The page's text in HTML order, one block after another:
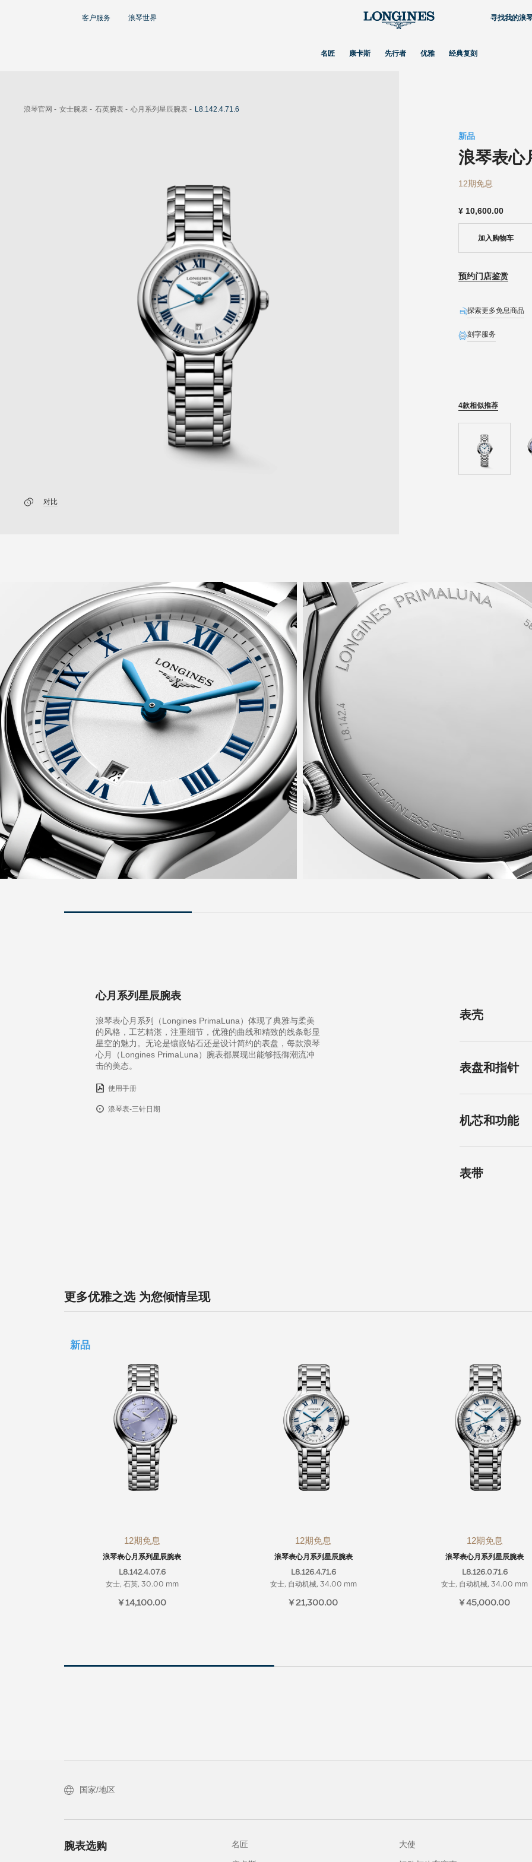
客户服务 浪琴世界 寻找我的浪
名匠 康卡斯 先行者 优雅 经典复刻
运动与体育赛事
浪琴官网 - 女士腕表 - 石英腕表 - 心月系列星辰腕表 - L8.142.4.71.6
对比
新品
浪琴表心
12期免息
¥ 10,600.00
加入购物车
预约门店鉴赏
探索更多免息商品
刻字服务
精美礼盒
石英表保内免费换
4款相似推荐
心月系列星辰腕表
浪琴表心月系列（Longines PrimaLuna）体现了典雅与柔美
的风格，工艺精湛，注重细节，优雅的曲线和精致的线条彰显
星空的魅力。无论是镶嵌钻石还是设计简约的表盘，每款浪琴
心月（Longines PrimaLuna）腕表都展现出能够抵御潮流冲
击的美态。
使用手册
浪琴表-三针日期
表壳
形状
圆形
带多层防反光涂层
防水性能
表盘和指针
颜色
银色太阳饰纹
机芯和功能
机芯类型
石英机芯
表带
更多优雅之选 为您倾情呈现
12期免息
浪琴表心月系列星辰腕表
L8.142.4.07.6
女士, 石英, 30.00 mm
¥ 14,100.00
新品
12期免息
浪琴表心月系列星辰腕表
L8.126.4.71.6
女士, 自动机械, 34.00 mm
¥ 21,300.00
12期免息
浪琴表心月系列星辰腕表
L8.126.0.71.6
女士, 自动机械, 34.00 mm
¥ 45,000.00
国家/地区
腕表选购 名匠 大使